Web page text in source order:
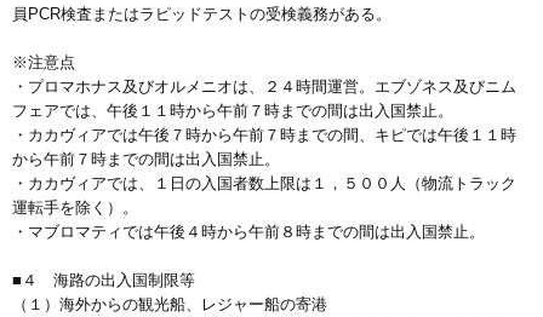
員PCR検査またはラピッドテストの受検義務がある。
※注意点
・プロマホナス及びオルメニオは、２４時間運営。エブゾネス及びニム
フェアでは、午後１１時から午前７時までの間は出入国禁止。
・カカヴィアでは午後７時から午前７時までの間、キピでは午後１１時
から午前７時までの間は出入国禁止。
・カカヴィアでは、１日の入国者数上限は１，５００人（物流トラック
運転手を除く）。
・マブロマティでは午後４時から午前８時までの間は出入国禁止。
■４ 海路の出入国制限等
（１）海外からの観光船、レジャー船の寄港